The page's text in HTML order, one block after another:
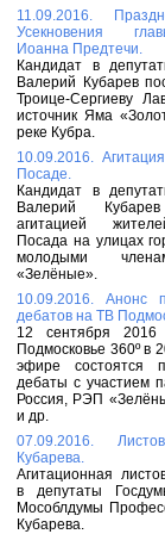
11.09.2016.
Усекновения
Иоанна Предтечи.
Кандидат в
Валерий Кубарев
Троице-Сергиеву
источник Яма
реке Кубра.
10.09.2016.
Посаде.
Кандидат в
Валерий
агитацией
Посада на улицах
молодыми
«Зелёные».
10.09.2016. Анонс
дебатов на ТВ
12 сентября
Подмосковье 360º в
эфире состоятся
дебаты с участием
Россия, РЭП
и др.
07.09.2016.
Кубарева.
Агитационная
в депутаты
Мособлдумы
Кубарева.